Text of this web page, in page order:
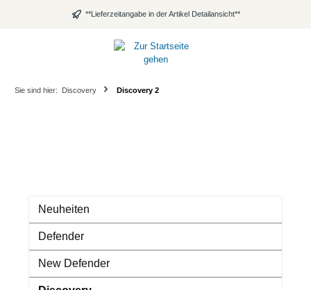
**Lieferzeitangabe in der Artikel Detailansicht**
Sie sind hier: Discovery Discovery 2
Neuheiten
Defender
New Defender